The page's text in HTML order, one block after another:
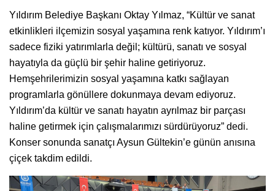
Yıldırım Belediye Başkanı Oktay Yılmaz, “Kültür ve sanat
etkinlikleri ilçemizin sosyal yaşamına renk katıyor. Yıldırım’ı
sadece fiziki yatırımlarla değil; kültürü, sanatı ve sosyal
hayatıyla da güçlü bir şehir haline getiriyoruz.
Hemşehrilerimizin sosyal yaşamına katkı sağlayan
programlarla gönüllere dokunmaya devam ediyoruz.
Yıldırım’da kültür ve sanatı hayatın ayrılmaz bir parçası
haline getirmek için çalışmalarımızı sürdürüyoruz” dedi.
Konser sonunda sanatçı Aysun Gültekin’e günün anısına
çiçek takdim edildi.